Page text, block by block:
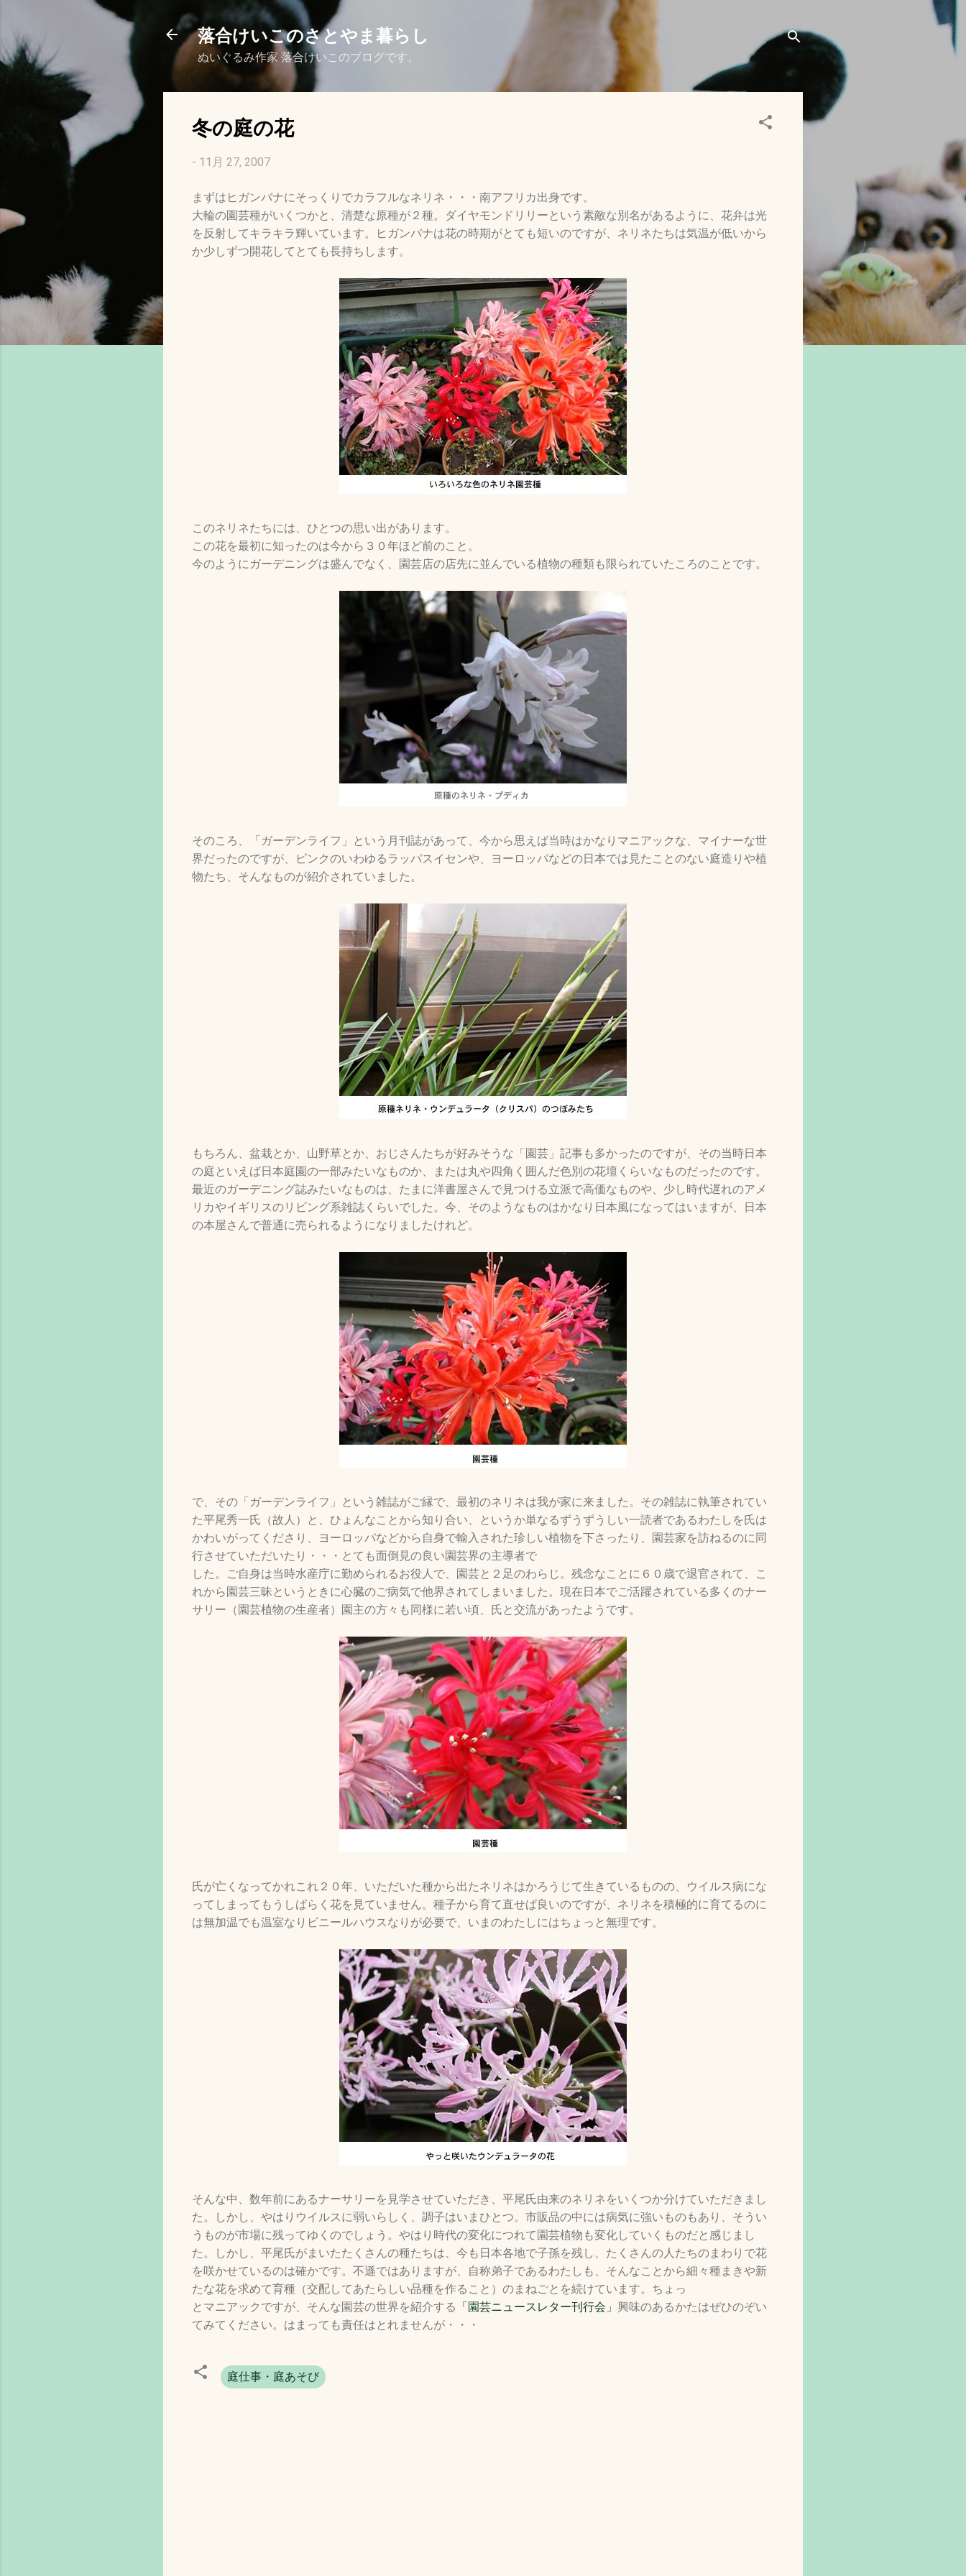
スキップしてメイン コンテンツに移動
落合けいこのさとやま暮らし
ぬいぐるみ作家 落合けいこのブログです。
冬の庭の花
- 11月 27, 2007
まずはヒガンバナにそっくりでカラフルなネリネ・・・南アフリカ出身です。
大輪の園芸種がいくつかと、清楚な原種が２種。ダイヤモンドリリーという素敵な別名があるように、花弁は光
を反射してキラキラ輝いています。ヒガンバナは花の時期がとても短いのですが、ネリネたちは気温が低いから
か少しずつ開花してとても長持ちします。
このネリネたちには、ひとつの思い出があります。
この花を最初に知ったのは今から３０年ほど前のこと。
今のようにガーデニングは盛んでなく、園芸店の店先に並んでいる植物の種類も限られていたころのことです。
そのころ、「ガーデンライフ」という月刊誌があって、今から思えば当時はかなりマニアックな、マイナーな世
界だったのですが、ピンクのいわゆるラッパスイセンや、ヨーロッパなどの日本では見たことのない庭造りや植
物たち、そんなものが紹介されていました。
もちろん、盆栽とか、山野草とか、おじさんたちが好みそうな「園芸」記事も多かったのですが、その当時日本
の庭といえば日本庭園の一部みたいなものか、または丸や四角く囲んだ色別の花壇くらいなものだったのです。
最近のガーデニング誌みたいなものは、たまに洋書屋さんで見つける立派で高価なものや、少し時代遅れのアメ
リカやイギリスのリビング系雑誌くらいでした。今、そのようなものはかなり日本風になってはいますが、日本
の本屋さんで普通に売られるようになりましたけれど。
で、その「ガーデンライフ」という雑誌がご縁で、最初のネリネは我が家に来ました。その雑誌に執筆されてい
た平尾秀一氏（故人）と、ひょんなことから知り合い、というか単なるずうずうしい一読者であるわたしを氏は
かわいがってくださり、ヨーロッパなどから自身で輸入された珍しい植物を下さったり、園芸家を訪ねるのに同
行させていただいたり・・・とても面倒見の良い園芸界の主導者で
した。ご自身は当時水産庁に勤められるお役人で、園芸と２足のわらじ。残念なことに６０歳で退官されて、こ
れから園芸三昧というときに心臓のご病気で他界されてしまいました。現在日本でご活躍されている多くのナー
サリー（園芸植物の生産者）園主の方々も同様に若い頃、氏と交流があったようです。
氏が亡くなってかれこれ２０年、いただいた種から出たネリネはかろうじて生きているものの、ウイルス病にな
ってしまってもうしばらく花を見ていません。種子から育て直せば良いのですが、ネリネを積極的に育てるのに
は無加温でも温室なりビニールハウスなりが必要で、いまのわたしにはちょっと無理です。
そんな中、数年前にあるナーサリーを見学させていただき、平尾氏由来のネリネをいくつか分けていただきまし
た。しかし、やはりウイルスに弱いらしく、調子はいまひとつ。市販品の中には病気に強いものもあり、そうい
うものが市場に残ってゆくのでしょう。やはり時代の変化につれて園芸植物も変化していくものだと感じまし
た。しかし、平尾氏がまいたたくさんの種たちは、今も日本各地で子孫を残し、たくさんの人たちのまわりで花
を咲かせているのは確かです。不遜ではありますが、自称弟子であるわたしも、そんなことから細々種まきや新
たな花を求めて育種（交配してあたらしい品種を作ること）のまねごとを続けています。ちょっ
とマニアックですが、そんな園芸の世界を紹介する 「園芸ニュースレター刊行会」 興味のあるかたはぜひのぞい
てみてください。はまっても責任はとれませんが・・・
庭仕事・庭あそび